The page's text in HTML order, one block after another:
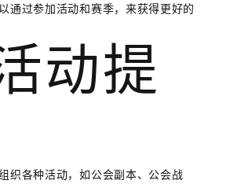
通过参加活动和赛季，来获得更好的
动提
织各种活动，如公会副本、公会战